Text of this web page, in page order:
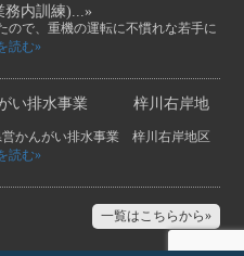
務内訓練)...»
で、重機の運転に不慣れな若手に
読む»
がい排水事業 梓川右岸地
かんがい排水事業 梓川右岸地区
読む»
一覧はこちらから»